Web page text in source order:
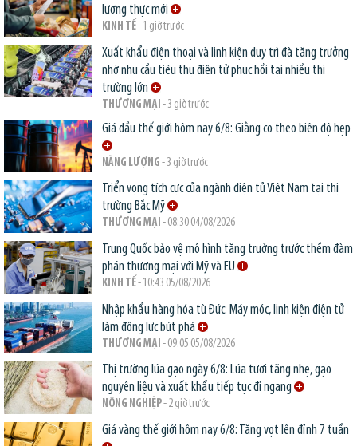
lương thực mới
KINH TẾ- 1 giờ trước
Xuất khẩu điện thoại và linh kiện duy trì đà tăng trưởng
nhờ nhu cầu tiêu thụ điện tử phục hồi tại nhiều thị
trường lớn
THƯƠNG MẠI - 3 giờ trước
Giá dầu thế giới hôm nay 6/8: Giằng co theo biên độ hẹp
NĂNG LƯỢNG - 3 giờ trước
Triển vọng tích cực của ngành điện tử Việt Nam tại thị
trường Bắc Mỹ
THƯƠNG MẠI - 08:30 04/08/2026
Trung Quốc bảo vệ mô hình tăng trưởng trước thềm đàm
phán thương mại với Mỹ và EU
KINH TẾ- 10:43 05/08/2026
Nhập khẩu hàng hóa từ Đức: Máy móc, linh kiện điện tử
làm động lực bứt phá
THƯƠNG MẠI - 09:05 05/08/2026
Thị trường lúa gạo ngày 6/8: Lúa tươi tăng nhẹ, gạo
nguyên liệu và xuất khẩu tiếp tục đi ngang
NÔNG NGHIỆP- 2 giờ trước
Giá vàng thế giới hôm nay 6/8: Tăng vọt lên đỉnh 7 tuần